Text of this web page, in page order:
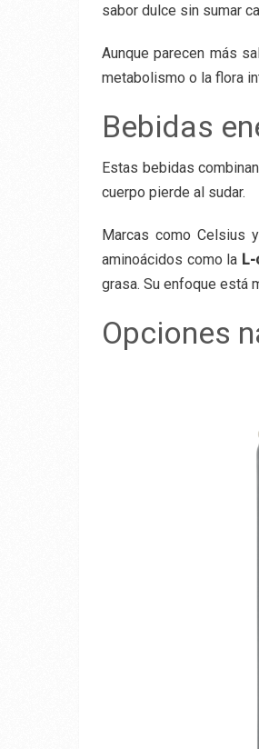
sabor dulce sin sumar
Aunque parecen más
metabolismo o la flora
Bebidas
Estas bebidas
cuerpo pierde al sudar.
Marcas como Celsius
aminoácidos como la
grasa. Su enfoque está
Opciones